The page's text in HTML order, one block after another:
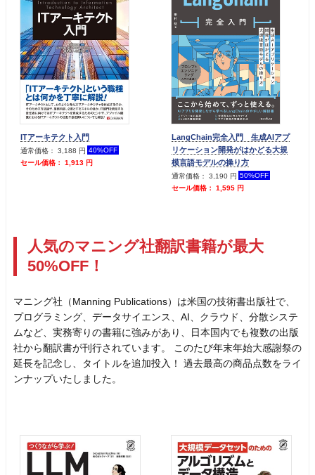
ITアーキテクト入門
通常価格： 3,188 円 40%OFF
セール価格： 1,913 円
LangChain完全入門 生成AIアプ
リケーション開発がはかどる大規
模言語モデルの操り方
通常価格： 3,190 円 50%OFF
セール価格： 1,595 円
人気のマニング社翻訳書籍が最大
50%OFF！
マニング社（Manning Publications）は米国の技術書出版社で、
プログラミング、データサイエンス、AI、クラウド、分散システ
ムなど、実務寄りの書籍に強みがあり、日本国内でも複数の出版
社から翻訳書が刊行されています。 このたび年末年始大感謝祭の
延長を記念し、タイトルを追加投入！ 過去最高の商品点数をライ
ンナップいたしました。